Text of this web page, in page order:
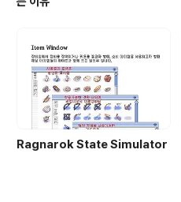
Ragnarok State Simulator